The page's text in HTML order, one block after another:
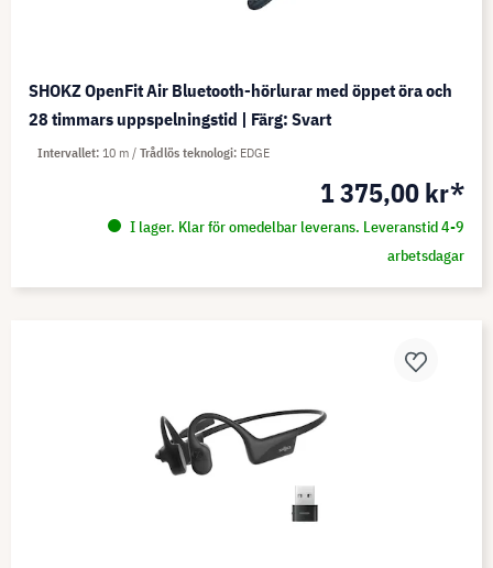
SHOKZ OpenFit Air Bluetooth-hörlurar med öppet öra och
28 timmars uppspelningstid | Färg: Svart
1 375,00 kr*
I lager. Klar för omedelbar leverans. Leveranstid 4-9
arbetsdagar
Intervallet 10 m Trådlös teknologi EDGE